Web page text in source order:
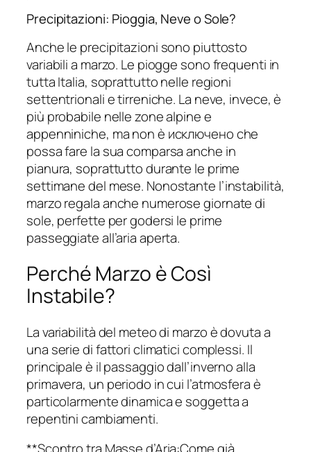
Precipitazioni: Pioggia, Neve o Sole?
Anche le precipitazioni sono piuttosto
variabili a marzo. Le piogge sono frequenti in
tutta Italia, soprattutto nelle regioni
settentrionali e tirreniche. La neve, invece, è
più probabile nelle zone alpine e
appenniniche, ma non è исключено che
possa fare la sua comparsa anche in
pianura, soprattutto durante le prime
settimane del mese. Nonostante l’instabilità,
marzo regala anche numerose giornate di
sole, perfette per godersi le prime
passeggiate all’aria aperta.
Perché Marzo è Così
Instabile?
La variabilità del meteo di marzo è dovuta a
una serie di fattori climatici complessi. Il
principale è il passaggio dall’inverno alla
primavera, un periodo in cui l’atmosfera è
particolarmente dinamica e soggetta a
repentini cambiamenti.